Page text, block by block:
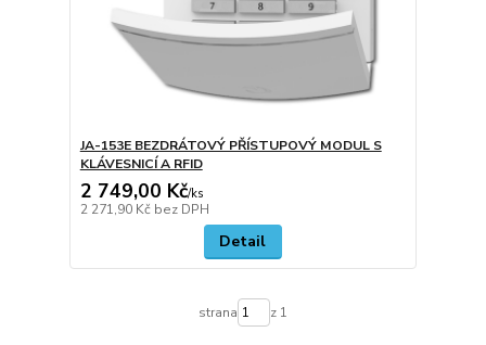
JA-153E BEZDRÁTOVÝ PŘÍSTUPOVÝ MODUL S
KLÁVESNICÍ A RFID
2 749,00 Kč/ks
2 271,90 Kč bez DPH
Detail
strana z 1